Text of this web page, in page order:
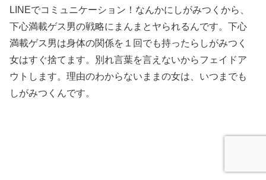
LINEでコミュニケーション！なんかにしがみつくから、
下心満載ゲス男の戦略にまんまとヤられるんです。下心
満載ゲス男は身体の関係を１回でも持ったらしがみつく
女はすぐ捨てます。別れ言葉を言えないからフェイドア
ウトします。理由のわからないままの女は、いつまでも
しがみつくんです。